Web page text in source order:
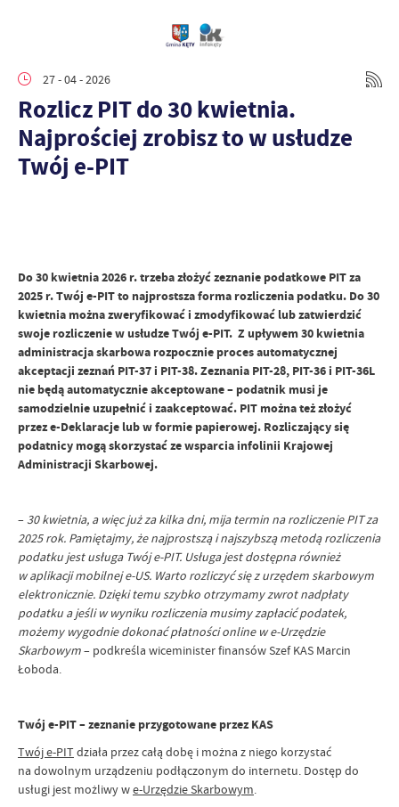
27 - 04 - 2026
Rozlicz PIT do 30 kwietnia.
Najprościej zrobisz to w usłudze
Twój e-PIT
Do 30 kwietnia 2026 r. trzeba złożyć zeznanie podatkowe PIT za
2025 r.Twój e-PIT to najprostsza forma rozliczenia podatku. Do 30
kwietnia można zweryfikować i zmodyfikować lub zatwierdzić
swoje rozliczenie w usłudze Twój e-PIT. Z upływem 30 kwietnia
administracja skarbowa rozpocznie proces automatycznej
akceptacji zeznań PIT-37 i PIT-38. Zeznania PIT-28, PIT-36 i PIT-36L
nie będą automatycznie akceptowane – podatnik musi je
samodzielnie uzupełnić i zaakceptować. PIT można też złożyć
przez e-Deklaracje lub w formie papierowej. Rozliczający się
podatnicy mogą skorzystać ze wsparcia infolinii Krajowej
Administracji Skarbowej.
– 30 kwietnia, a więc już za kilka dni, mija termin na rozliczenie PIT za
2025 rok. Pamiętajmy, że najprostszą i najszybszą metodą rozliczenia
podatku jest usługa Twój e-PIT. Usługa jest dostępna również
w aplikacji mobilnej e-US. Warto rozliczyć się z urzędem skarbowym
elektronicznie. Dzięki temu szybko otrzymamy zwrot nadpłaty
podatku a jeśli w wyniku rozliczenia musimy zapłacić podatek,
możemy wygodnie dokonać płatności online w e-Urzędzie
Skarbowym– podkreśla wiceminister finansów Szef KAS Marcin
Łoboda.
Twój e-PIT – zeznanie przygotowane przez KAS
Twój e-PIT działa przez całą dobę i można z niego korzystać
na dowolnym urządzeniu podłączonym do internetu. Dostęp do
usługi jest możliwy we-Urzędzie Skarbowym.